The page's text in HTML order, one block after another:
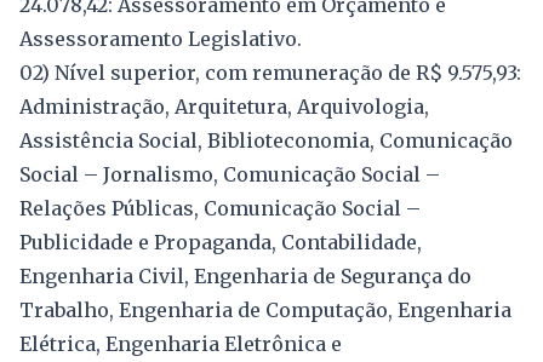
24.078,42: Assessoramento em Orçamento e
Assessoramento Legislativo.
02) Nível superior, com remuneração de R$ 9.575,93:
Administração, Arquitetura, Arquivologia,
Assistência Social, Biblioteconomia, Comunicação
Social – Jornalismo, Comunicação Social –
Relações Públicas, Comunicação Social –
Publicidade e Propaganda, Contabilidade,
Engenharia Civil, Engenharia de Segurança do
Trabalho, Engenharia de Computação, Engenharia
Elétrica, Engenharia Eletrônica e